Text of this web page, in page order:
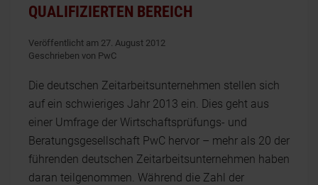
QUALIFIZIERTEN BEREICH
Veröffentlicht am 27. August 2012
Geschrieben von PwC
Die deutschen Zeitarbeitsunternehmen stellen sich
auf ein schwieriges Jahr 2013 ein. Dies geht aus
einer Umfrage der Wirtschaftsprüfungs- und
Beratungsgesellschaft PwC hervor – mehr als 20 der
führenden deutschen Zeitarbeitsunternehmen haben
daran teilgenommen. Während die Zahl der